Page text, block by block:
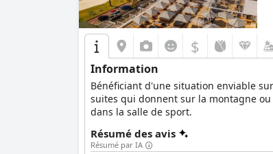
$
Information
Bénéficiant d'une situation enviable
suites qui donnent sur la montagne
dans la salle de sport.
Résumé des avis
Résumé par IA